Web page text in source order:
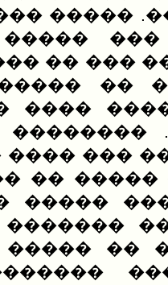
�����
���
��� ��
��
���
�����
��